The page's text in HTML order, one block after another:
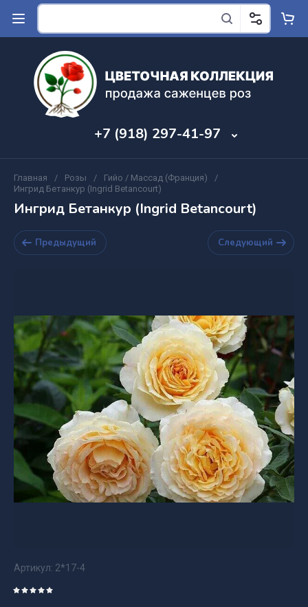
+7 (918) 297-41-97
Главная / Розы / Гийо / Массад (Франция)
/
Ингрид Бетанкур (Ingrid Betancourt)
Ингрид Бетанкур (Ingrid Betancourt)
Предыдущий Следующий
Артикул: 2*17-4